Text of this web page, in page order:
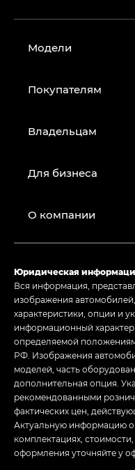
Модели
Покупателям
Владельцам
Для бизнеса
О компании
Юридическая
Вся информация,
изображения
характеристики, опции и
информационный
определяемой
РФ. Изображения
моделей, часть
дополнительная опция.
рекомендованными
фактических цен,
Актуальную информацию о
комплектациях,
оформления уточняйте у